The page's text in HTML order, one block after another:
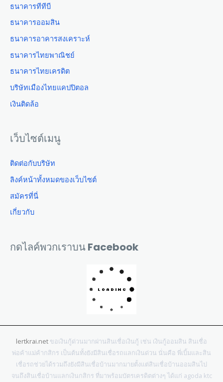
ธนาคารทีทีบี
ธนาคารออมสิน
ธนาคารอาคารสงเคราะห์
ธนาคารไทยพาณิชย์
ธนาคารไทยเครดิต
บริษัทเมืองไทยแคปปิตอล
เงินติดล้อ
เว็บไซต์เมนู
ติดต่อกับบริษัท
ลิงค์หน้าทั้งหมดของเว็บไซต์
สมัครที่นี่
เกี่ยวกับ
กดไลค์พวกเราบน Facebook
lertkrai.net ขอเงินกู้ด่วนมากผ่านสินเชื่อเงินกู้ เช่น เงินกู้ออมสิน สินเชื่อ
พ่อค้าแม่ค้ากสิกร เป็นต้นทั้งยังมีสินเชื่อรถแลกเงินด่วน นั่นคือ พี่เบิ้มและสิน
เชื่อรถช่วยได้รวมถึงยังมีสินเชื่อบ้านมากมายตั้งแต่สินเชื่อบ้านออมสินไป
จนถึงสินเชื่อบ้านแลกเงินกสิกร ที่มาพร้อมบัตรเครดิตต่างๆ ได้แก่ agoda ktc